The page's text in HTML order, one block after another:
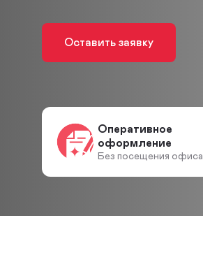
Оставить заявку
Оперативное
оформление
Без посещения офиса